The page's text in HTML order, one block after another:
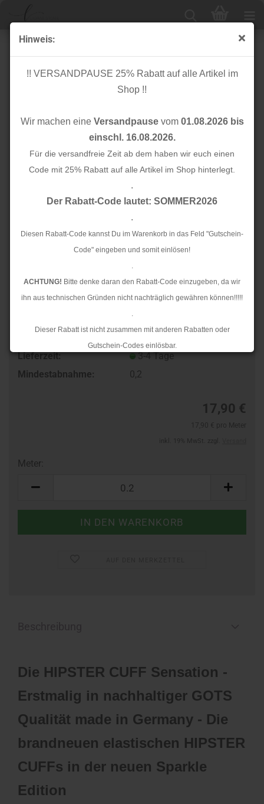
Hinweis:
!! VERSANDPAUSE 25% Rabatt auf alle Artikel im
Shop !!
Wir machen eine Versandpausevom 01.08.2026 bis
einschl. 16.08.2026.
Für die versandfreie Zeit ab dem haben wir euch einen
Code mit 25% Rabatt auf alle Artikel im Shop hinterlegt.
.
Der Rabatt-Code lautet: SOMMER2026
.
Diesen Rabatt-Code kannst Du im Warenkorb in das Feld "Gutschein-
Code" eingeben und somit einlösen!
.
ACHTUNG! Bitte denke daran den Rabatt-Code einzugeben, da wir
ihn aus technischen Gründen nicht nachträglich gewähren können!!!!!
.
Dieser Rabatt ist nicht zusammen mit anderen Rabatten oder
Gutschein-Codes einlösbar.
.
Ab dem 17.08.2026 versenden wir wieder wie gewohnt. Aufgrund des
Bio Schlauchbündchen - Hipster Cuff - ciclamino - A57
- Sparkle - Hamburger Liebe - Albstoffe
Lieferzeit:
3-4 Tage
Mindestabnahme:
0,2
17,90 €
Meter:
Die HIPSTER CUFF Sensation -
Erstmalig in nachhaltiger GOTS
Qualität made in Germany - Die
brandneuen elastischen HIPSTER
CUFFs in der neuen Sparkle
Edition